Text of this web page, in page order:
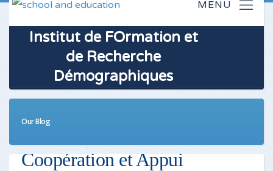
Institut de FOrmation et
de Recherche
Démographiques
Our Blog
Coopération et Appui